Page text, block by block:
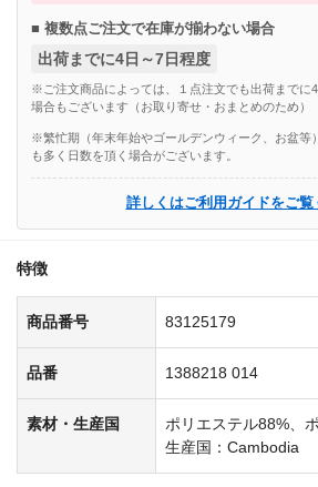
■ 複数点ご注文で在庫が揃わない場合
出荷までに4日～7日程度
※ご注文商品によっては、１点注文でも出荷までに
場合もございます（お取り寄せ・おまとめのため）
※繁忙期（年末年始やゴールデンウィーク、お盆等
も多く日数を頂く場合がございます。
詳しくはご利用ガイドをご覧
特徴
商品番号 83125179
品番 1388218 014
素材・生産国
ポリエステル88%、
生産国：Cambodia